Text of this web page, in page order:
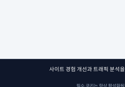
사이트 경험 개선과 트래픽 분석